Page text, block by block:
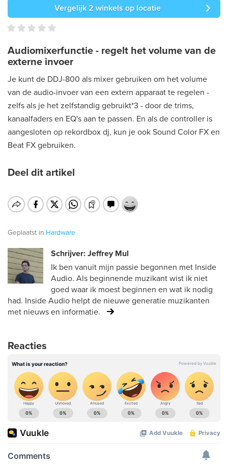
Vergelijk 2 winkels op locatie
Audiomixerfunctie - regelt het volume van de
externe invoer
Je kunt de DDJ-800 als mixer gebruiken om het volume
van de audio-invoer van een extern apparaat te regelen -
zelfs als je het zelfstandig gebruikt*3 - door de trims,
kanaalfaders en EQ's aan te passen. En als de controller is
aangesloten op rekordbox dj, kun je ook Sound Color FX en
Beat FX gebruiken.
Deel dit artikel
Geplaatst in Hardware
Schrijver: Jeffrey Mul
Ik ben vanuit mijn passie begonnen met Inside
Audio. Als beginnende muzikant wist ik niet
goed waar ik moest beginnen en wat ik nodig
had. Inside Audio helpt de nieuwe generatie muzikanten
met nieuws en informatie.
Reacties